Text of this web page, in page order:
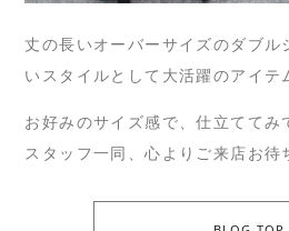
丈の長いオーバーサイズのダブル
いスタイルとして大活躍のアイテ
お好みのサイズ感で、仕立ててみ
スタッフ一同、心よりご来店お待